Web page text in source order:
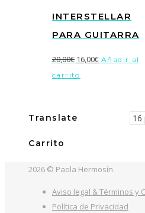
INTERSTELLAR
PARA GUITARRA
20,00€ El
precio
20,00€.
16,00€ElAñadir al
carrito
Translate
Carrito
2026 © Paola Hermosín
Aviso legal & Términos y
Política de Privacidad